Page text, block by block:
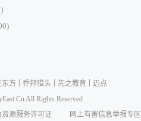
东方 乔邦猎头 先之教育
迈点
All Rights Reserved
源服务许可证 网上有害信息举报专区
中国大陆
中国香港
中国澳门
00853